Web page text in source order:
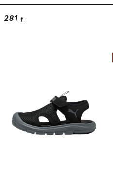
フ
中古/アウトレット スノ
ー
281 件